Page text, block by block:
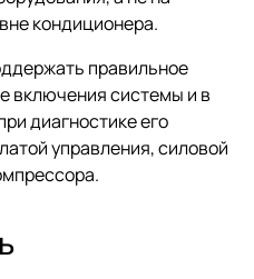
кондиционера.
правильное
включения системы и в
диагностике его
управления, силовой